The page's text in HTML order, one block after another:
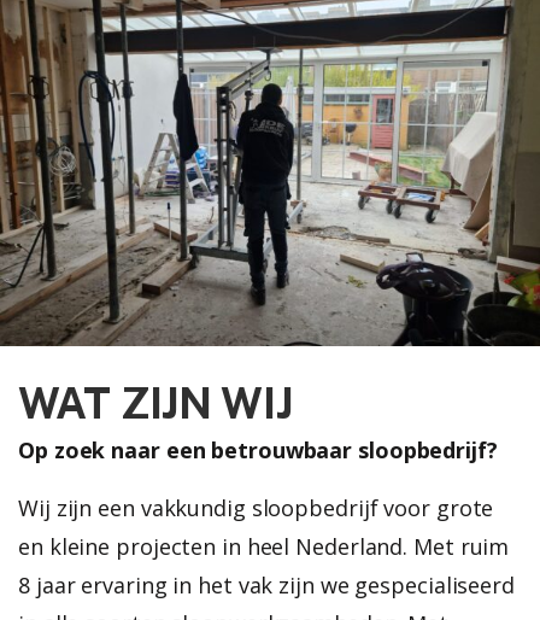
WAT ZIJN WIJ
Op zoek naar een betrouwbaar sloopbedrijf?
Wij zijn een vakkundig sloopbedrijf voor grote
en kleine projecten in heel Nederland. Met ruim
8 jaar ervaring in het vak zijn we gespecialiseerd